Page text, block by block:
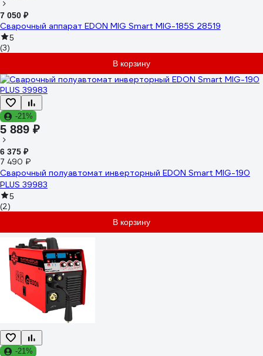
7 050 ₽
Сварочный аппарат EDON MIG Smart MIG-185S 28519
5
(3)
В корзину
-21%
5 889 ₽
6 375 ₽
7 490 ₽
Сварочный полуавтомат инверторный EDON Smart MIG-190
PLUS 39983
5
(2)
В корзину
-21%